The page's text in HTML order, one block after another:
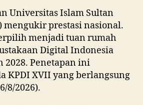
Universitas Islam Sultan
mengukir prestasi nasional.
menjadi tuan rumah
Digital Indonesia
2028. Penetapan ini
KPDI XVII yang berlangsung
8/2026).